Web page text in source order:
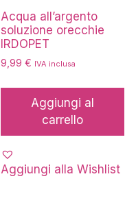
Acqua all’argento
soluzione orecchie
IRDOPET
9,99€ IVA inclusa
Aggiungi al
carrello
Aggiungi alla Wishlist